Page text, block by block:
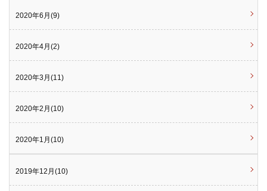
2020年6月(9)
2020年4月(2)
2020年3月(11)
2020年2月(10)
2020年1月(10)
2019年12月(10)